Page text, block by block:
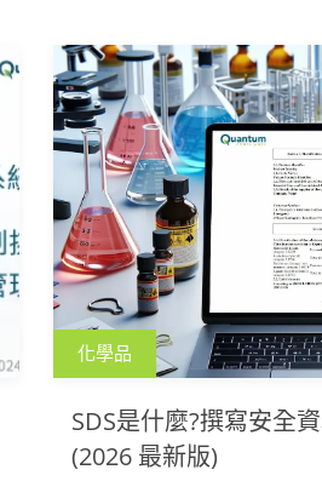
化學品
SDS是什麼?撰寫安全
(2026 最新版)